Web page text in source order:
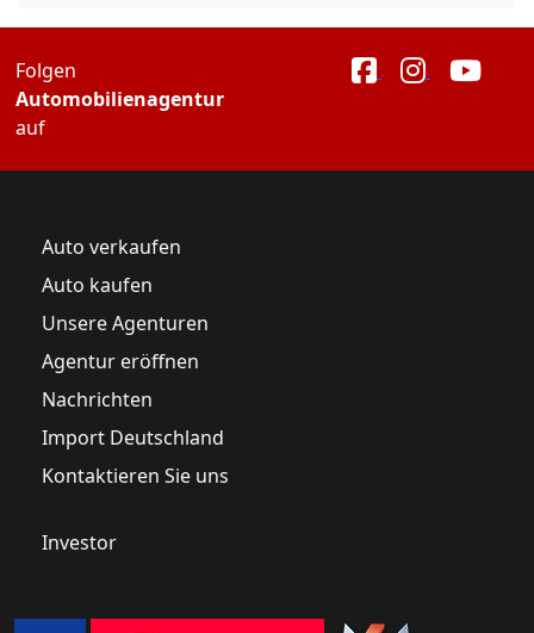
Folgen
Automobilienagentur
auf
Auto verkaufen
Auto kaufen
Unsere Agenturen
Agentur eröffnen
Nachrichten
Import Deutschland
Kontaktieren Sie uns
Investor